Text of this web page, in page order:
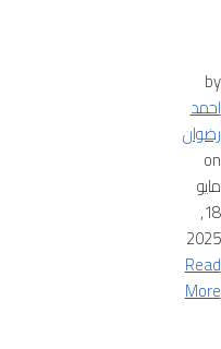
by
احمد
رضوان
on
مايو
18,
2025
Read
More